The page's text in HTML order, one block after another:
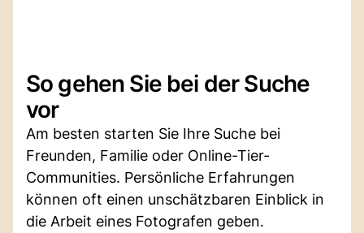
So gehen Sie bei der Suche
vor
Am besten starten Sie Ihre Suche bei
Freunden, Familie oder Online-Tier-
Communities. Persönliche Erfahrungen
können oft einen unschätzbaren Einblick in
die Arbeit eines Fotografen geben.